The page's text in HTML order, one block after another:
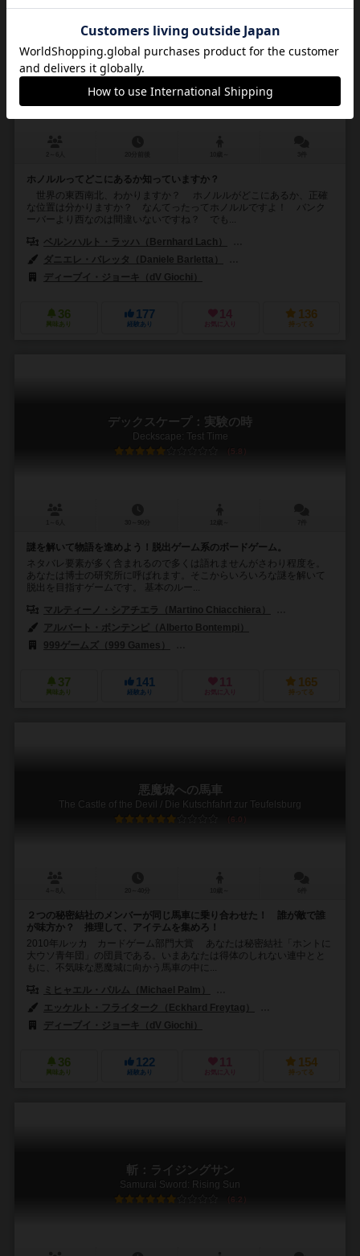
なんてったってホノルル
Map It! World Edition / Ausgerechnet Honolulu
ホノルルってどこにあるか知っていますか？
世界の東西南北、わかりますか？ ホノルルがどこにあるか、正確
な位置は分かりますか？ なんてったってホノルルですよ！ バンク
ーバーより西なのは間違いないですね？ でも...
ベルンハルト・ラッハ（Bernhard Lach）
ダニエレ・バレッタ（Daniele Barletta）
ディーブイ・ジョーキ（dV Giochi）
36
興味あり
177
経験あり
14
お気に入り
136
持ってる
デックスケープ：実験の時
Deckscape: Test Time
5.8
謎を解いて物語を進めよう！脱出ゲーム系のボードゲーム。
ネタバレ要素が多く含まれるので多くは語れませんがさわり程度を。
あなたは博士の研究所に呼ばれます。そこからいろいろな謎を解いて
脱出を目指すゲームです。 基本のルー...
マルティーノ・シアチエラ（Martino Chiacchiera）
アルバート・ボンテンピ（Alberto Bontempi）
999ゲームズ（999 Games）
37
興味あり
141
経験あり
11
お気に入り
165
持ってる
悪魔城への馬車
The Castle of the Devil / Die Kutschfahrt zur Teufelsburg
6.0
２つの秘密結社のメンバーが同じ馬車に乗り合わせた！ 誰が敵で誰
が味方か？ 推理して、アイテムを集めろ！
2010年ルッカ カードゲーム部門大賞 あなたは秘密結社「ホントに
大ウソ青年団」の団員である。いまあなたは得体のしれない連中とと
もに、不気味な悪魔城に向かう馬車の中に...
ミヒャエル・パルム（Michael Palm）
エッケルト・フライターク（Eckhard Freytag）
ディーブイ・ジョーキ（dV Giochi）
36
興味あり
122
経験あり
11
お気に入り
154
持ってる
斬：ライジングサン
Samurai Sword: Rising Sun
6.2